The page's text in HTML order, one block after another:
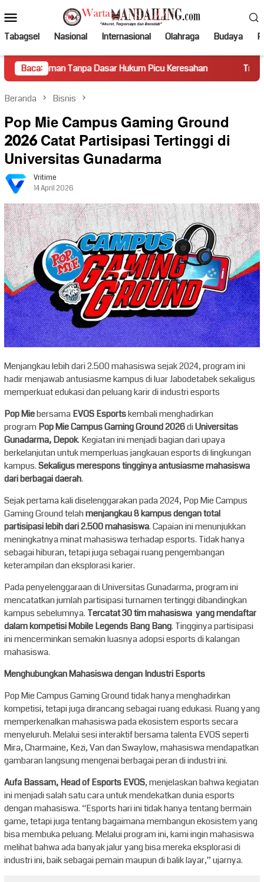
ke
kontenMobile
Tabagsel Nasional Internasional Olahraga Budaya
Baca:
Tanpa Dasar Hukum Picu Keresahan Truk Miring Hambat
Beranda Bisnis
Pop Mie Campus Gaming Ground
2026 Catat Partisipasi Tertinggi di
Universitas Gunadarma
Vritime
14 April 2026
Menjangkau lebih dari 2.500 mahasiswa sejak 2024, program ini
hadir menjawab antusiasme kampus di luar Jabodetabek sekaligus
memperkuat edukasi dan peluang karir di industri esports
Pop MiebersamaEVOS Esportskembali menghadirkan
programPop Mie Campus Gaming Ground 2026diUniversitas
Gunadarma, Depok. Kegiatan ini menjadi bagian dari upaya
berkelanjutan untuk memperluas jangkauan esports di lingkungan
kampus.Sekaligus merespons tingginya antusiasme mahasiswa
dari berbagai daerah.
Sejak pertama kali diselenggarakan pada 2024, Pop Mie Campus
Gaming Ground telahmenjangkau 8 kampus dengan total
partisipasi lebih dari 2.500 mahasiswa. Capaian ini menunjukkan
meningkatnya minat mahasiswa terhadap esports. Tidak hanya
sebagai hiburan, tetapi juga sebagai ruang pengembangan
keterampilan dan eksplorasi karier.
Pada penyelenggaraan di Universitas Gunadarma, program ini
mencatatkan jumlah partisipasi turnamen tertinggi dibandingkan
kampus sebelumnya. Tercatat 30 tim mahasiswa yang mendaftar
dalam kompetisi Mobile Legends Bang Bang. Tingginya partisipasi
ini mencerminkan semakin luasnya adopsi esports di kalangan
mahasiswa.
Menghubungkan Mahasiswa dengan Industri Esports
Pop Mie Campus Gaming Ground tidak hanya menghadirkan
kompetisi, tetapi juga dirancang sebagai ruang edukasi. Ruang yang
memperkenalkan mahasiswa pada ekosistem esports secara
menyeluruh. Melalui sesi interaktif bersama talenta EVOS seperti
Mira, Charmaine, Kezi, Van dan Swaylow, mahasiswa mendapatkan
gambaran langsung mengenai berbagai peran di industri ini.
Aufa Bassam, Head of Esports EVOS, menjelaskan bahwa kegiatan
ini menjadi salah satu cara untuk mendekatkan dunia esports
dengan mahasiswa. “Esports hari ini tidak hanya tentang bermain
game, tetapi juga tentang bagaimana membangun ekosistem yang
bisa membuka peluang. Melalui program ini, kami ingin mahasiswa
melihat bahwa ada banyak jalur yang bisa mereka eksplorasi di
industri ini, baik sebagai pemain maupun di balik layar,” ujarnya.